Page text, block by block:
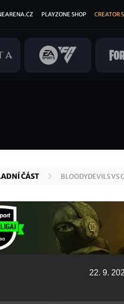
PLAYZONE SHOP CREATOR
ČÁST BLOODYDEVILS VS
22. 9.